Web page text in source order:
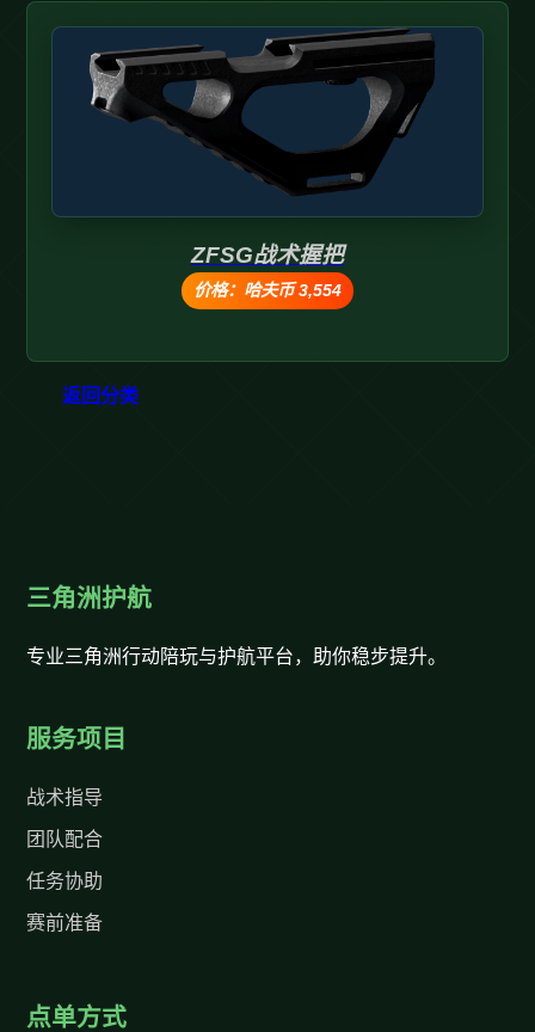
ZFSG战术握把
价格：哈夫币 3,554
返回分类
三角洲护航
专业三角洲行动陪玩与护航平台，助你稳步提升。
服务项目
战术指导
团队配合
任务协助
赛前准备
点单方式